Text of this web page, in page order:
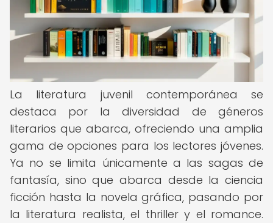
La literatura juvenil contemporánea se
destaca por la diversidad de géneros
literarios que abarca, ofreciendo una amplia
gama de opciones para los lectores jóvenes.
Ya no se limita únicamente a las sagas de
fantasía, sino que abarca desde la ciencia
ficción hasta la novela gráfica, pasando por
la literatura realista, el thriller y el romance.